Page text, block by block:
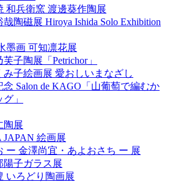
和兵衛窯 渡邊葵作陶展
哉陶磁展 Hiroya Ishida Solo Exhibition
墨画 可知凛花展
子陶展「Petrichor」
み子絵画展 愛おしいまなざし
念 Salon de KAGO「山葡萄で編むか
」
陶展
JAPAN 絵画展
ー 金澤尚宜・あよおさち ー 展
陽子ガラス展
いろどり陶画展